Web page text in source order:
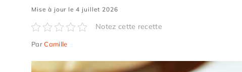
Mise à jour le 4 juillet 2026
Notez cette recette
ParCamille